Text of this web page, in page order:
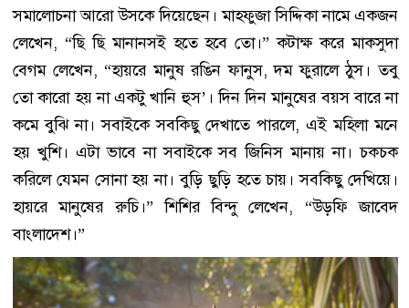
সমালোচনা আরো উসকে দিয়েছেন। মাহফুজা সিদ্দিকা নামে একজন
লেখেন, “ছি ছি মানানসই হতে হবে তো।” কটাক্ষ করে মাকসুদা
বেগম লেখেন, “হায়রে মানুষ রঙিন ফানুস, দম ফুরালে ঠুস। তবু
তো কারো হয় না একটু খানি হুস’। দিন দিন মানুষের বয়স বারে না
কমে বুঝি না। সবাইকে সবকিছু দেখাতে পারলে, এই মহিলা মনে
হয় খুশি। এটা ভাবে না সবাইকে সব জিনিস মানায় না। চকচক
করিলে যেমন সোনা হয় না। বুড়ি ছুড়ি হতে চায়। সবকিছু দেখিয়ে।
হায়রে মানুষের রুচি।” শিশির বিন্দু লেখেন, “উড়ফি জাবেদ
বাংলাদেশ।”